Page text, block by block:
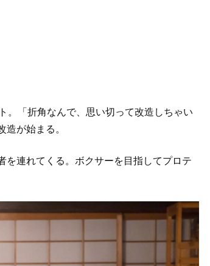
。「折角なんで、思い切って改造しちゃい
が始まる。
を連れてくる。ボクサーを目指してプロテ